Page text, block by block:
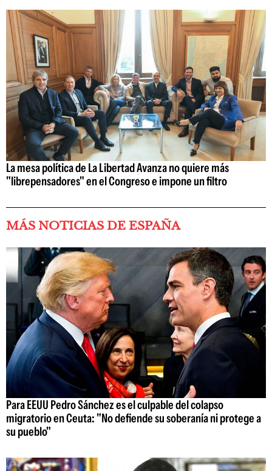
La mesa política de La Libertad Avanza no quiere más
"librepensadores" en el Congreso e impone un filtro
MÁS NOTICIAS DE ESPAÑA
Para EEUU Pedro Sánchez es el culpable del colapso
migratorio en Ceuta: "No defiende su soberanía ni protege a
su pueblo"